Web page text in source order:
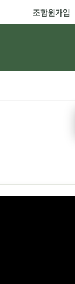
조합원가입